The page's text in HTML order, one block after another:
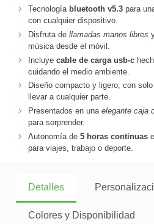
Tecnología bluetooth v5.3para
con cualquier dispositivo.
Disfruta de llamadas manos libres
música desde el móvil.
Incluye cable de carga usb-c
cuidando el medio ambiente.
Diseño compacto y ligero, con
llevar a cualquier parte.
Presentados en una elegante caja
para sorprender.
Autonomía de 5 horas continuas
para viajes, trabajo o deporte.
Detalles
Colores y Disponibilidad